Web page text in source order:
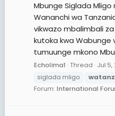
Mbunge Siglada
Wananchi wa
vikwazo mbalimbali
kutoka kwa Wabunge
tumuunge mkono
Echolima1 Thread Jul 5,
siglada mligo
Forum: International